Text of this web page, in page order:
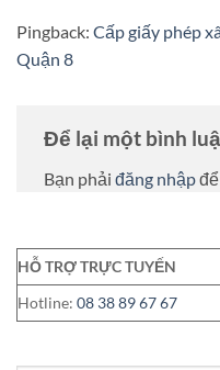
Pingback: Cấp giấy phép
Quận 8
Để lại một bình
Bạn phải đăng nhập
HỖ TRỢ TRỰC TUYẾN
Hotline: 08 38 89 67 67